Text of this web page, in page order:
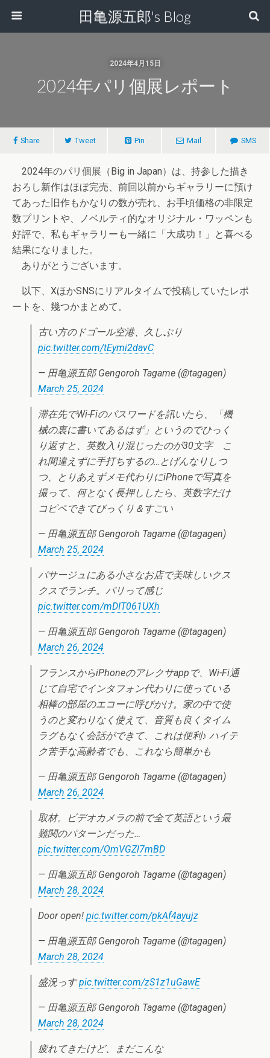
田亀源五郎's Blog
2024年4月15日
2024年パリ個展レポート
Share Tweet Pin Mail SMS
2024年のパリ個展（Big in Japan）は、持参した描き
おろし新作はほぼ完売、前回以前からギャラリーに預け
てあった旧作もかなりの数が売れ、お手頃価格の非限定
数プリントや、ノベルティ的なオリジナル・ワッペンも
好評で、私もギャラリーも一緒に「大成功！」と喜べる
結果になりました。
ありがとうございます。
以下、XほかSNSにリアルタイムで投稿していたレポ
ートを、幾つかまとめて。
古い方のドゴール空港、久しぶり
pic.twitter.com/tEymi2davC
— 田亀源五郎 Gengoroh Tagame (@tagagen)
March 25, 2024
滞在先でWi-Fiのパスワードを訊いたら、「機
械の裏に書いてあるはず」というのでひっく
り返すと、英数入り混じったのが30文字 こ
れ間違えずに手打ちするの…とげんなりしつ
つ、とりあえずメモ代わりにiPhoneで写真を
撮って、何となく長押ししたら、英数字だけ
コピペできてびっくり＆すごい
— 田亀源五郎 Gengoroh Tagame (@tagagen)
March 25, 2024
パサージュにある小さなお店で美味しいクス
クスでランチ。パリって感じ
pic.twitter.com/mDIT061UXh
— 田亀源五郎 Gengoroh Tagame (@tagagen)
March 26, 2024
フランスからiPhoneのアレクサappで、Wi-Fi通
じて自宅でインタフォン代わりに使っている
相棒の部屋のエコーに呼びかけ。家の中で使
うのと変わりなく使えて、音質も良くタイム
ラグもなく会話ができて、これは便利♪ ハイテ
ク苦手な高齢者でも、これなら簡単かも
— 田亀源五郎 Gengoroh Tagame (@tagagen)
March 26, 2024
取材。ビデオカメラの前で全て英語という最
難関のパターンだった…
pic.twitter.com/OmVGZl7mBD
— 田亀源五郎 Gengoroh Tagame (@tagagen)
March 28, 2024
Door open! pic.twitter.com/pkAf4ayujz
— 田亀源五郎 Gengoroh Tagame (@tagagen)
March 28, 2024
盛況っすpic.twitter.com/zS1z1uGawE
— 田亀源五郎 Gengoroh Tagame (@tagagen)
March 28, 2024
疲れてきたけど、まだこんな